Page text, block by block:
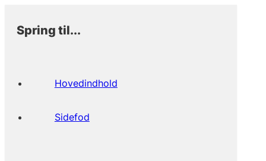
Spring til...
Hovedindhold
Sidefod